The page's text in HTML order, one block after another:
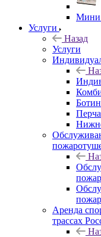
Услуги
Назад
Услуги
Аренда
трассах